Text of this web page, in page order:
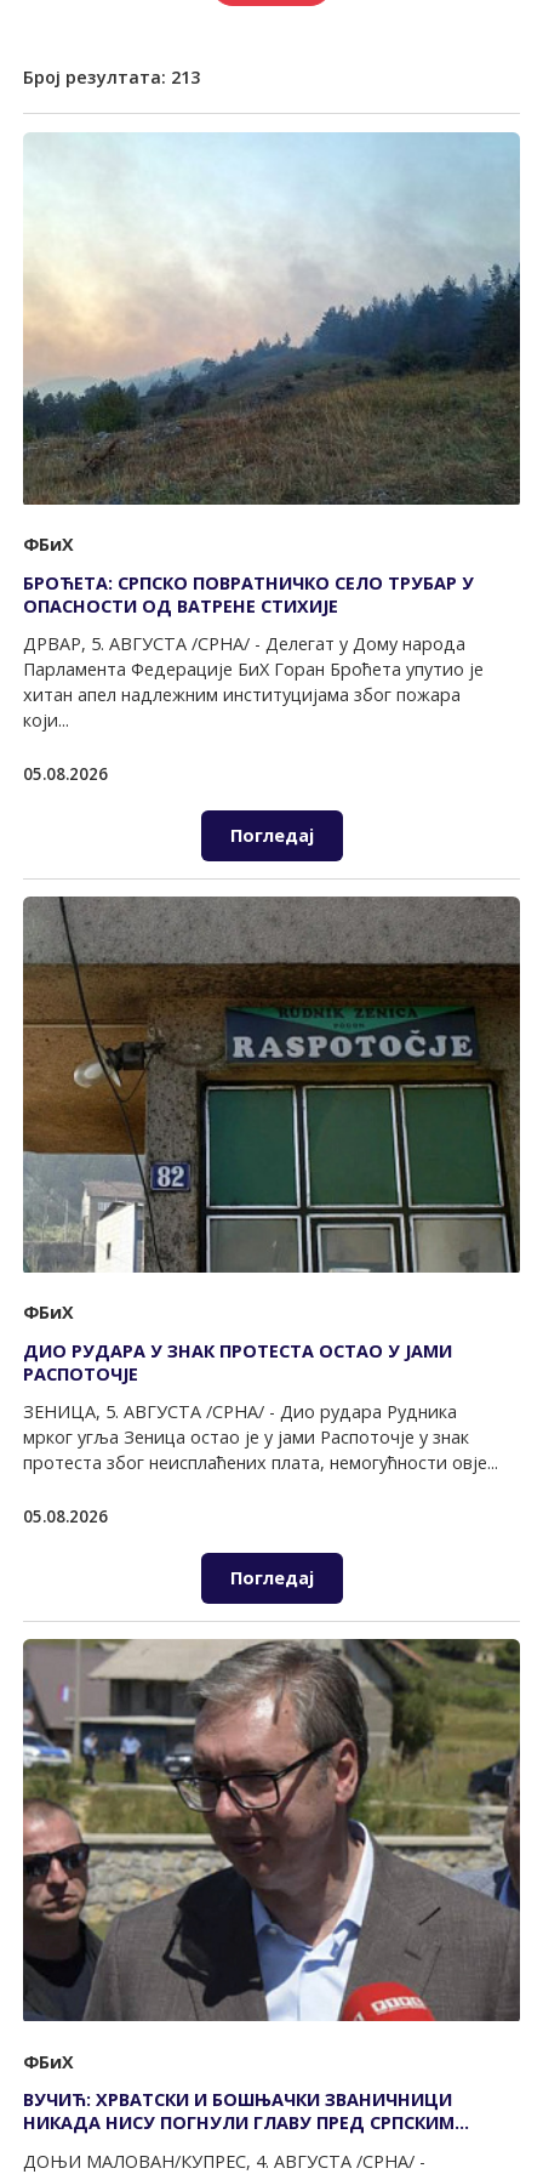
Број резултата: 213
ФБиХ
БРОЋЕТА: СРПСКО ПОВРАТНИЧКО СЕЛО ТРУБАР У
ОПАСНОСТИ ОД ВАТРЕНЕ СТИХИЈЕ
ДРВАР, 5. АВГУСТА /СРНА/ - Делегат у Дому народа
Парламента Федерације БиХ Горан Броћета упутио је
хитан апел надлежним институцијама због пожара
који...
05.08.2026
Погледај
ФБиХ
ДИО РУДАРА У ЗНАК ПРОТЕСТА ОСТАО У ЈАМИ
РАСПОТОЧЈЕ
ЗЕНИЦА, 5. АВГУСТА /СРНА/ - Дио рудара Рудника
мрког угља Зеница остао је у јами Распоточје у знак
протеста због неисплаћених плата, немогућности овје...
05.08.2026
Погледај
ФБиХ
ВУЧИЋ: ХРВАТСКИ И БОШЊАЧКИ ЗВАНИЧНИЦИ
НИКАДА НИСУ ПОГНУЛИ ГЛАВУ ПРЕД СРПСКИМ
ДОЊИ МАЛОВАН/КУПРЕС, 4. АВГУСТА /СРНА/ -